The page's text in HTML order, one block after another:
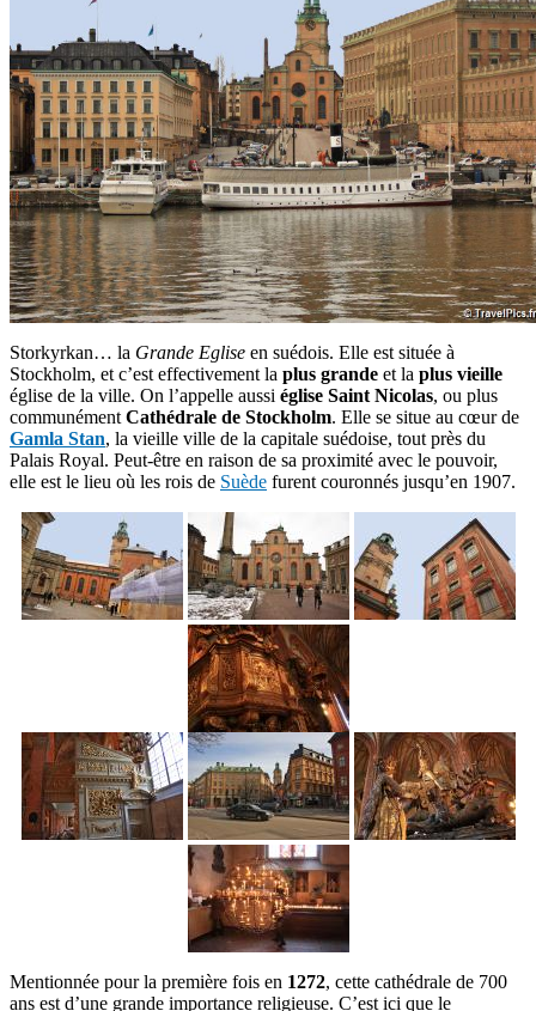
Storkyrkan… la Grande Eglise en suédois. Elle est située à
Stockholm, et c’est effectivement la plus grande et la plus vieille
église de la ville. On l’appelle aussi église Saint Nicolas, ou plus
communément Cathédrale de Stockholm. Elle se situe au cœur de
Gamla Stan, la vieille ville de la capitale suédoise, tout près du
Palais Royal. Peut-être en raison de sa proximité avec le pouvoir,
elle est le lieu où les rois de Suède furent couronnés jusqu’en 1907.
Mentionnée pour la première fois en 1272, cette cathédrale de 700
ans est d’une grande importance religieuse. C’est ici que le